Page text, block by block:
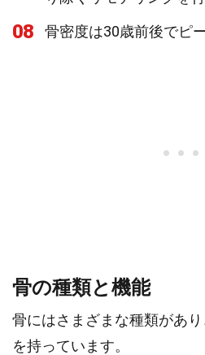
08 骨密度は30歳前後でピ
骨の種類と機能
骨にはさまざまな種類があ
を持っています。